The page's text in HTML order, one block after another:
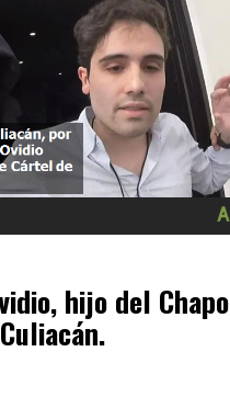
hijo del Chapo